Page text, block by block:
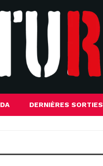
DERNIÈRES SORTIES